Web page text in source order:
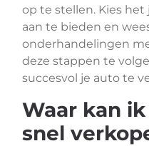
op te stellen. Kies
aan te bieden en
onderhandelingen
deze stappen te
succesvol je auto te
Waar kan
snel